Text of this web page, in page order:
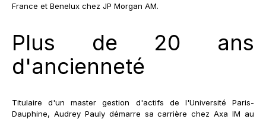
France et Benelux chez JP Morgan AM.
Plus de 20 ans
d'ancienneté
Titulaire d'un master gestion d'actifs de l'Université Paris-
Dauphine, Audrey Pauly démarre sa carrière chez Axa IM au